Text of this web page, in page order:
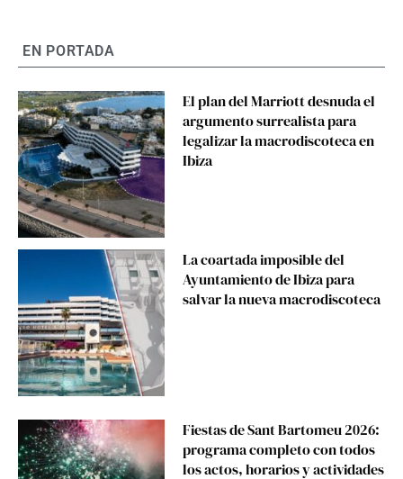
EN PORTADA
El plan del Marriott desnuda el
argumento surrealista para
legalizar la macrodiscoteca en
Ibiza
La coartada imposible del
Ayuntamiento de Ibiza para
salvar la nueva macrodiscoteca
Fiestas de Sant Bartomeu 2026:
programa completo con todos
los actos, horarios y actividades